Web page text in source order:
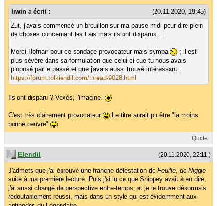
(20.11.2020, 19:45)
Irwin a écrit :
Zut, j'avais commencé un brouillon sur ma pause midi pour dire plein
de choses concernant les Lais mais ils ont disparus....
Merci Hofnarr pour ce sondage provocateur mais sympa
; il est
plus sévère dans sa formulation que celui-ci que tu nous avais
proposé par le passé et que j'avais aussi trouvé intéressant :
https://forum.tolkiendil.com/thread-9028.html
Ils ont disparu ? Vexés, j'imagine.
C'est très clairement provocateur
Le titre aurait pu être "la moins
bonne oeuvre"
Quote
(20.11.2020, 22:11 )
Elendil
J'admets que j'ai éprouvé une franche détestation de Feuille, de Niggle
suite à ma première lecture. Puis j'ai lu ce que Shippey avait à en dire,
j'ai aussi changé de perspective entre-temps, et je le trouve désormais
redoutablement réussi, mais dans un style qui est évidemment aux